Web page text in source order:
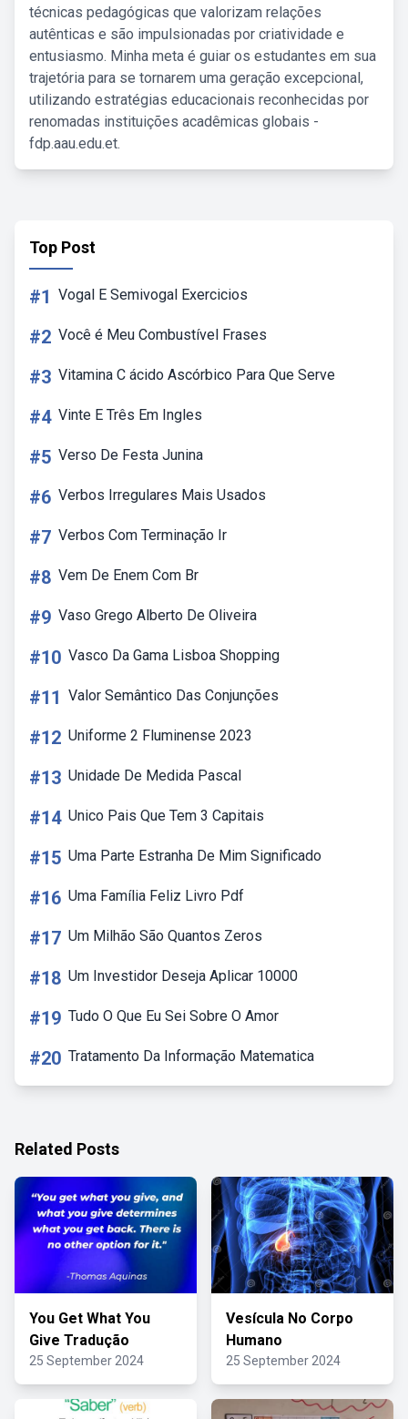
técnicas pedagógicas que valorizam relações
autênticas e são impulsionadas por criatividade e
entusiasmo. Minha meta é guiar os estudantes em sua
trajetória para se tornarem uma geração excepcional,
utilizando estratégias educacionais reconhecidas por
renomadas instituições acadêmicas globais -
fdp.aau.edu.et.
Top Post
#1 Vogal E Semivogal Exercicios
#2 Você é Meu Combustível Frases
#3 Vitamina C ácido Ascórbico Para Que Serve
#4 Vinte E Três Em Ingles
#5 Verso De Festa Junina
#6 Verbos Irregulares Mais Usados
#7 Verbos Com Terminação Ir
#8 Vem De Enem Com Br
#9 Vaso Grego Alberto De Oliveira
#10 Vasco Da Gama Lisboa Shopping
#11 Valor Semântico Das Conjunções
#12 Uniforme 2 Fluminense 2023
#13 Unidade De Medida Pascal
#14 Unico Pais Que Tem 3 Capitais
#15 Uma Parte Estranha De Mim Significado
#16 Uma Família Feliz Livro Pdf
#17 Um Milhão São Quantos Zeros
#18 Um Investidor Deseja Aplicar 10000
#19 Tudo O Que Eu Sei Sobre O Amor
#20 Tratamento Da Informação Matematica
Related Posts
You Get What You
Give Tradução
25 September 2024
Vesícula No Corpo
Humano
25 September 2024